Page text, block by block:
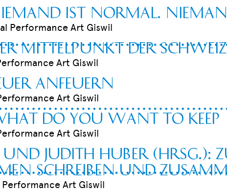
ist normal.
Performance Art Giswil
Mittelpunkt der Schweiz
Art Giswil
anfeuern
Art Giswil
do you want to keep
Art Giswil
Judith Huber (Hrsg.):
schreiben und
Art Giswil